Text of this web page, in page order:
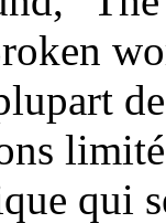
qui